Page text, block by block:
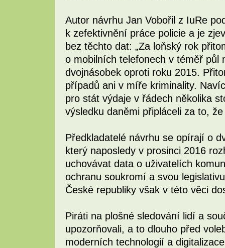
Autor návrhu Jan Vobořil z IuRe
k zefektivnění práce policie a je
bez těchto dat: „Za loňský rok
o mobilních telefonech v téměř půl
dvojnásobek oproti roku 2015.
případů ani v míře kriminality.
pro stát výdaje v řádech několika
výsledku daněmi připláceli za to,
Předkladatelé návrhu se opírají o
který naposledy v prosinci 2016
uchovávat data o uživatelích
ochranu soukromí a svou
České republiky však v této věci
Piráti na plošné sledování lidí a
upozorňovali, a to dlouho před
moderních technologií a